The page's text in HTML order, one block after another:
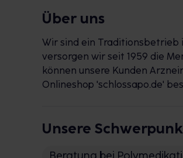
Über uns
Wir sind ein
versorgen wir seit 1959 die
können unsere Kunden
Onlineshop 'schlossapo.de'
Unsere